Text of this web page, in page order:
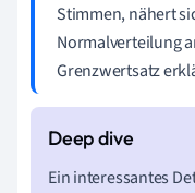
Stimmen, nähert
Normalverteilung
Grenzwertsatz
Ein interessantes